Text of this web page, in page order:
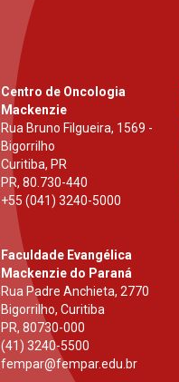
Centro de Oncologia
Mackenzie
Rua Bruno Filgueira, 1569 -
Bigorrilho
Curitiba, PR
PR,80.730-440
+55 (041) 3240-5000
Faculdade Evangélica
Mackenzie do Paraná
Rua Padre Anchieta, 2770
Bigorrilho, Curitiba
PR,80730-000
(41) 3240-5500
fempar@fempar.edu.br